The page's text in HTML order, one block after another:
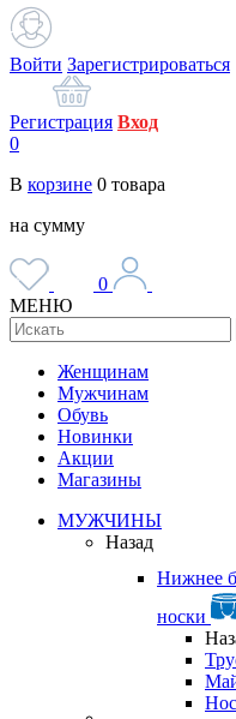
Войти Зарегистрироваться
Регистрация Вход
0
В корзине 0 товара
на сумму
0
МЕНЮ
Женщинам
Мужчинам
Обувь
Новинки
Акции
Магазины
МУЖЧИНЫ
Назад
Нижнее
носки